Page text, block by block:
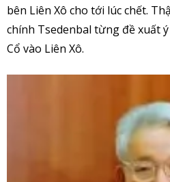
bên Liên Xô cho tới lúc chết.
chính Tsedenbal từng đề xuất
Cổ vào Liên Xô.